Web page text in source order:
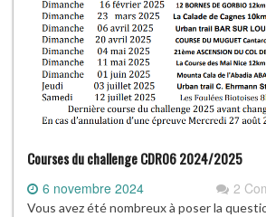
Courses du challenge CDR06 2024/2025
6 novembre 2024 2
Vous avez été nombreux à poser la